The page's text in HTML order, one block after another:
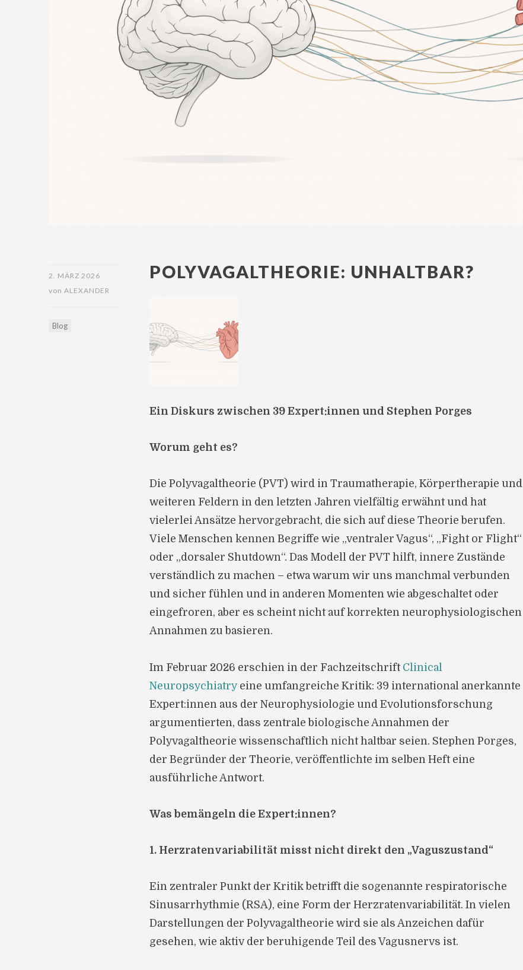
2. MÄRZ 2026
von ALEXANDER
Blog
POLYVAGALTHEORIE: UNHALTBAR?
Ein Diskurs zwischen 39 Expert:innen und Stephen Porges
Worum geht es?
Die Polyvagaltheorie (PVT) wird in Traumatherapie, Körpertherapie und
weiteren Feldern in den letzten Jahren vielfältig erwähnt und hat
vielerlei Ansätze hervorgebracht, die sich auf diese Theorie berufen.
Viele Menschen kennen Begriffe wie „ventraler Vagus“, „Fight or Flight“
oder „dorsaler Shutdown“. Das Modell der PVT hilft, innere Zustände
verständlich zu machen – etwa warum wir uns manchmal verbunden
und sicher fühlen und in anderen Momenten wie abgeschaltet oder
eingefroren, aber es scheint nicht auf korrekten neurophysiologischen
Annahmen zu basieren.
Im Februar 2026 erschien in der Fachzeitschrift Clinical
Neuropsychiatry eine umfangreiche Kritik: 39 international anerkannte
Expert:innen aus der Neurophysiologie und Evolutionsforschung
argumentierten, dass zentrale biologische Annahmen der
Polyvagaltheorie wissenschaftlich nicht haltbar seien. Stephen Porges,
der Begründer der Theorie, veröffentlichte im selben Heft eine
ausführliche Antwort.
Was bemängeln die Expert:innen?
1. Herzratenvariabilität misst nicht direkt den „Vaguszustand“
Ein zentraler Punkt der Kritik betrifft die sogenannte respiratorische
Sinusarrhythmie (RSA), eine Form der Herzratenvariabilität. In vielen
Darstellungen der Polyvagaltheorie wird sie als Anzeichen dafür
gesehen, wie aktiv der beruhigende Teil des Vagusnervs ist.